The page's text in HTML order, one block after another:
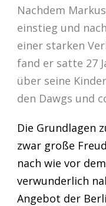
Nachdem
einstieg und
einer starken
fand er satte 27
über seine
den Dawgs und
Die Grundlagen
zwar große
nach wie vor
verwunderlich
Angebot der